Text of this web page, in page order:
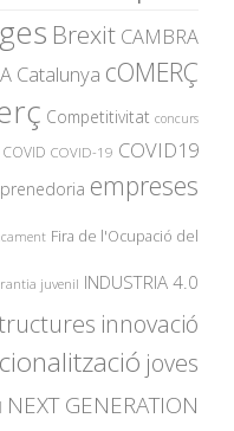
Brexit CAMBRA
Catalunya cOMERÇ
Competitivitat concurs
COVID COVID-19 COVID19
empreses
Fira de l'Ocupació del
juvenil INDUSTRIA 4.0
innovació
joves
NEXT GENERATION